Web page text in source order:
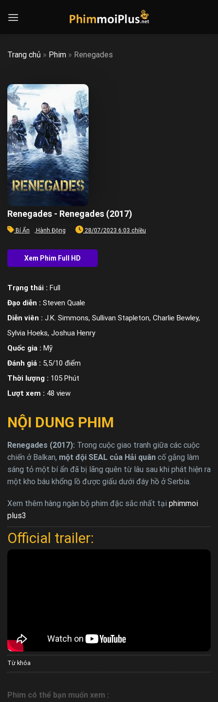
Trang chủ » Phim » Renegades
Renegades - Renegades (2017)
Bí Ẩn , Hành Động 28/07/2023 6:03 chiều
Trạng thái : Full
Đạo diễn : Steven Quale
Diễn viên : J.K. Simmons, Sullivan Stapleton, Charlie Bewley,
Sylvia Hoeks, Joshua Henry
Quốc gia : Mỹ
Đánh giá : 5,5/10 điểm
Thời lượng : 105 Phút
Lượt xem : 48 view
NỘI DUNG PHIM
Renegades (2017): Trong cuộc giao tranh giữa các cuộc
chiến ở Balkan, một đội SEAL của Hải quân cố gắng làm
sáng tỏ một bí ẩn đã bị lãng quên từ lâu sau khi phát hiện ra
một kho báu khổng lồ được giấu dưới đáy hồ ở Serbia.
Xem thêm hàng ngàn bộ phim đặc sắc nhất tại phimmoi
plus3
Official trailer:
Từ khóa
Phim có thể bạn muốn xem :